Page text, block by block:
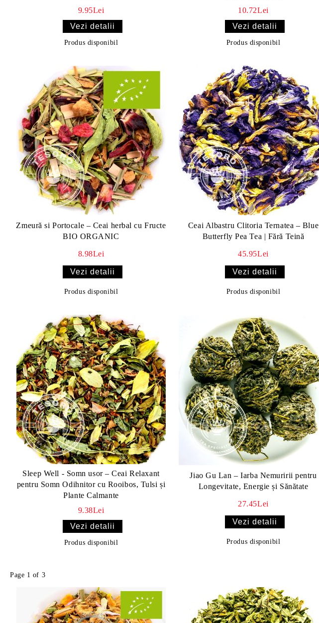
9.95Lei
Vezi detalii
Produs disponibil
10.72Lei
Vezi detalii
Produs disponibil
Zmeură si Portocale – Ceai herbal cu Fructe
BIO ORGANIC
8.98Lei
Vezi detalii
Produs disponibil
Ceai Albastru Clitoria Ternatea – Blue
Butterfly Pea Tea | Fără Teină
45.95Lei
Vezi detalii
Produs disponibil
Sleep Well - Somn usor – Ceai Relaxant
pentru Somn Odihnitor cu Rooibos, Tulsi și
Plante Calmante
9.38Lei
Vezi detalii
Produs disponibil
Jiao Gu Lan – Iarba Nemuririi pentru
Longevitate, Energie și Sănătate
27.45Lei
Vezi detalii
Produs disponibil
Page 1 of 3